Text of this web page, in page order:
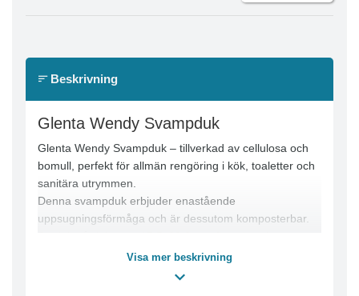
Beskrivning
Glenta Wendy Svampduk
Glenta Wendy Svampduk – tillverkad av cellulosa och
bomull, perfekt för allmän rengöring i kök, toaletter och
sanitära utrymmen.
Denna svampduk erbjuder enastående
uppsugningsförmåga och är dessutom komposterbar.
Tillverkad i Sverige.Visa mer beskrivning